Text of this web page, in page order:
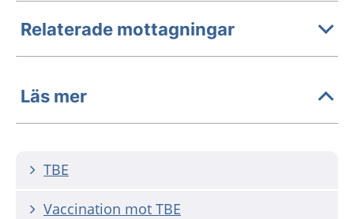
Relaterade mottagningar
Läs mer
TBE
Vaccination mot TBE